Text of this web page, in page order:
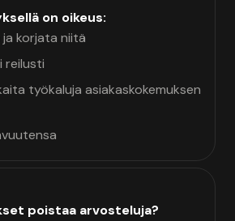
on oikeus:
korjata niitä
reilusti
työkaluja asiakaskokemuksen
poistaa arvosteluja?